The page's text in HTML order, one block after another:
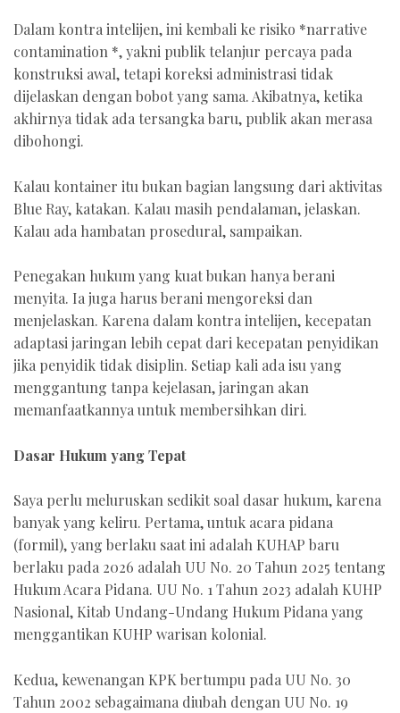
Dalam kontra intelijen, ini kembali ke risiko *narrative
contamination *, yakni publik telanjur percaya pada
konstruksi awal, tetapi koreksi administrasi tidak
dijelaskan dengan bobot yang sama. Akibatnya, ketika
akhirnya tidak ada tersangka baru, publik akan merasa
dibohongi.
Kalau kontainer itu bukan bagian langsung dari aktivitas
Blue Ray, katakan. Kalau masih pendalaman, jelaskan.
Kalau ada hambatan prosedural, sampaikan.
Penegakan hukum yang kuat bukan hanya berani
menyita. Ia juga harus berani mengoreksi dan
menjelaskan. Karena dalam kontra intelijen, kecepatan
adaptasi jaringan lebih cepat dari kecepatan penyidikan
jika penyidik tidak disiplin. Setiap kali ada isu yang
menggantung tanpa kejelasan, jaringan akan
memanfaatkannya untuk membersihkan diri.
Dasar Hukum yang Tepat
Saya perlu meluruskan sedikit soal dasar hukum, karena
banyak yang keliru. Pertama, untuk acara pidana
(formil), yang berlaku saat ini adalah KUHAP baru
berlaku pada 2026 adalah UU No. 20 Tahun 2025 tentang
Hukum Acara Pidana. UU No. 1 Tahun 2023 adalah KUHP
Nasional, Kitab Undang-Undang Hukum Pidana yang
menggantikan KUHP warisan kolonial.
Kedua, kewenangan KPK bertumpu pada UU No. 30
Tahun 2002 sebagaimana diubah dengan UU No. 19